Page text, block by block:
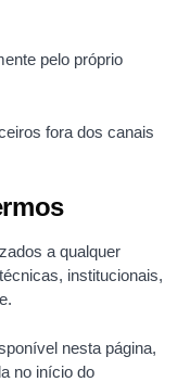
pelo próprio
fora dos canais
a qualquer
institucionais,
nesta página,
no início do